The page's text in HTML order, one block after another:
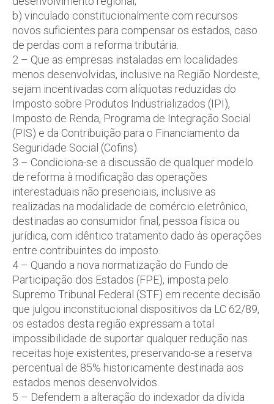
b) vinculado constitucionalmente com recursos
novos suficientes para compensar os estados, caso
de perdas com a reforma tributária.
2 – Que as empresas instaladas em localidades
menos desenvolvidas, inclusive na Região Nordeste,
sejam incentivadas com alíquotas reduzidas do
Imposto sobre Produtos Industrializados (IPI),
Imposto de Renda, Programa de Integração Social
(PIS) e da Contribuição para o Financiamento da
Seguridade Social (Cofins).
3 – Condiciona-se a discussão de qualquer modelo
de reforma à modificação das operações
interestaduais não presenciais, inclusive as
realizadas na modalidade de comércio eletrônico,
destinadas ao consumidor final, pessoa física ou
jurídica, com idêntico tratamento dado às operações
entre contribuintes do imposto.
4 – Quando a nova normatização do Fundo de
Participação dos Estados (FPE), imposta pelo
Supremo Tribunal Federal (STF) em recente decisão
que julgou inconstitucional dispositivos da LC 62/89,
os estados desta região expressam a total
impossibilidade de suportar qualquer redução nas
receitas hoje existentes, preservando-se a reserva
percentual de 85% historicamente destinada aos
estados menos desenvolvidos.
5 – Defendem a alteração do indexador da dívida